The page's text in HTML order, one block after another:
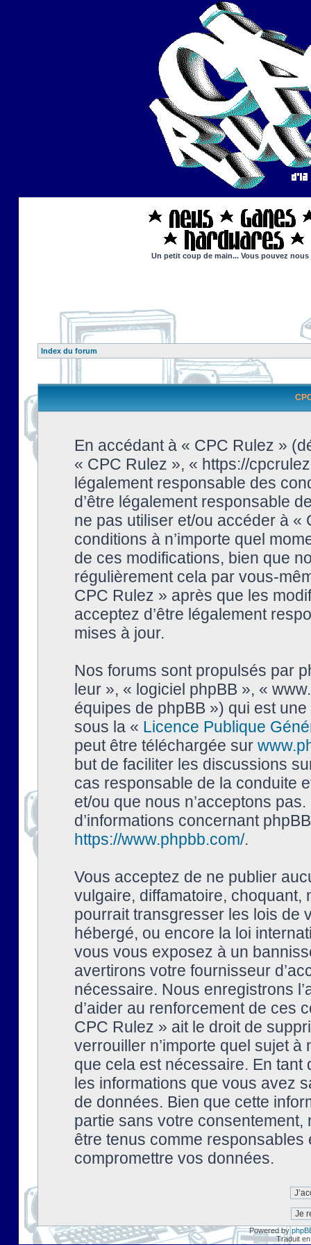
Un petit coup de main... Vous pouvez
Index du forum
En accédant à « CPC Rulez »
« CPC Rulez », « https://
légalement responsable des
d’être légalement responsable
ne pas utiliser et/ou accéder à
conditions à n’importe quel
de ces modifications, bien que
régulièrement cela par vous-
CPC Rulez » après que les
acceptez d’être légalement
mises à jour.
Nos forums sont propulsés par
leur », « logiciel phpBB », «
équipes de phpBB ») qui est
sous la « Licence Publique
peut être téléchargée sur
but de faciliter les discussions
cas responsable de la conduite
et/ou que nous n’acceptons
d’informations concernant
https://www.phpbb.com/.
Vous acceptez de ne publier
vulgaire, diffamatoire, choquant,
pourrait transgresser les lois de
hébergé, ou encore la loi
vous vous exposez à un
avertirons votre fournisseur
nécessaire. Nous enregistrons
d’aider au renforcement de ces
CPC Rulez » ait le droit de
verrouiller n’importe quel sujet à
que cela est nécessaire. En tant
les informations que vous avez
de données. Bien que cette
partie sans votre
être tenus comme
compromettre vos données.
Powered by
Traduit